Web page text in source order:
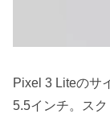
Pixel 3 Liteのサ
5.5インチ。ス